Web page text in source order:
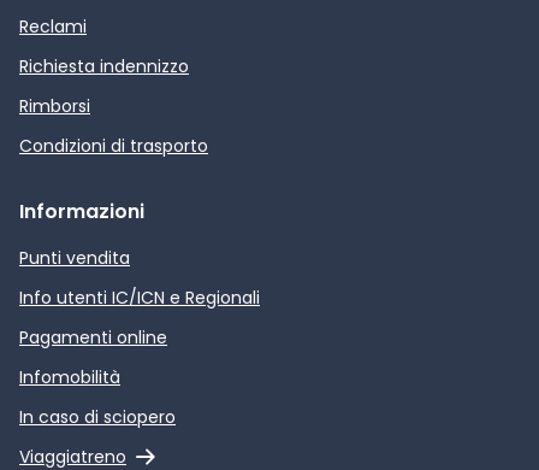
Reclami
Richiesta indennizzo
Rimborsi
Condizioni di trasporto
Informazioni
Punti vendita
Info utenti IC/ICN e Regionali
Pagamenti online
Infomobilità
In caso di sciopero
Viaggiatreno
Link esterno